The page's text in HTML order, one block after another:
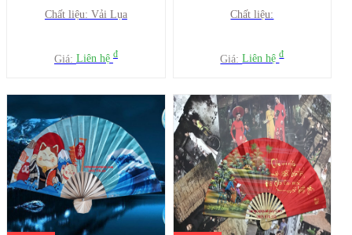
Chất liệu: Vải Lụa
Giá: Liên hệ đ
Chất liệu:
Giá:Liên hệđ